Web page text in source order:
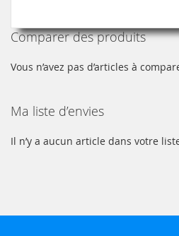
Comparer des produits
Vous n’avez pas d’articles à
Ma liste d’envies
Il n’y a aucun article dans votre